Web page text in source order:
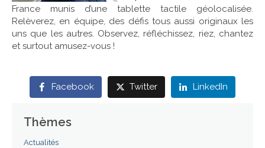
France munis d’une tablette tactile géolocalisée.
Relèverez, en équipe, des défis tous aussi originaux les
uns que les autres. Observez, réfléchissez, riez, chantez
et surtout amusez-vous !
Facebook Twitter LinkedIn
Thèmes
Actualités